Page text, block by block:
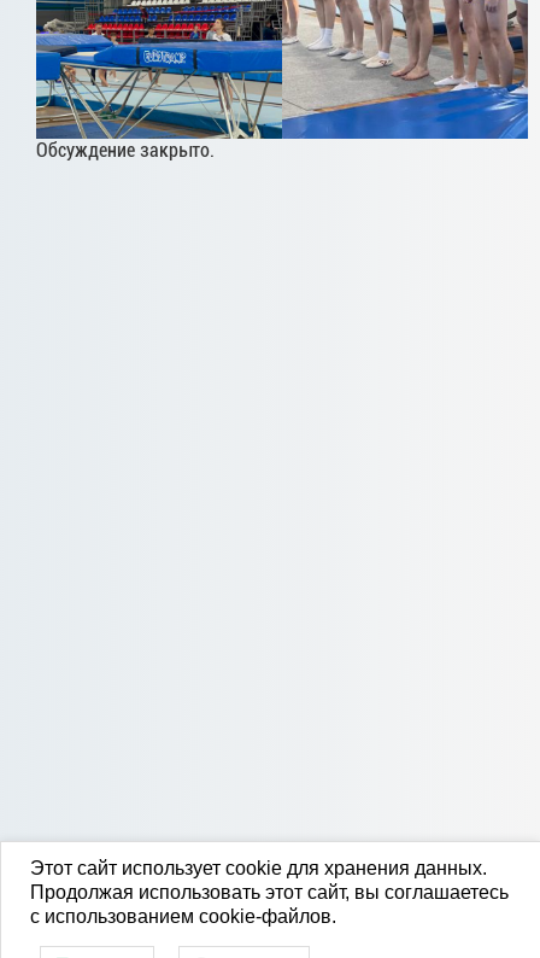
Обсуждение закрыто.
Этот сайт использует cookie для хранения данных.
Продолжая использовать этот сайт, вы соглашаетесь
с использованием cookie-файлов.